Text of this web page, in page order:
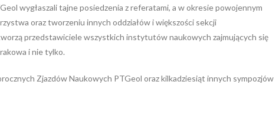
wygłaszali tajne posiedzenia z referatami, a w okresie powojennym
oraz tworzeniu innych oddziałów i większości sekcji
przedstawiciele wszystkich instytutów naukowych zajmujących się
i nie tylko.
Zjazdów Naukowych PTGeol oraz kilkadziesiąt innych sympozjów
Gdański